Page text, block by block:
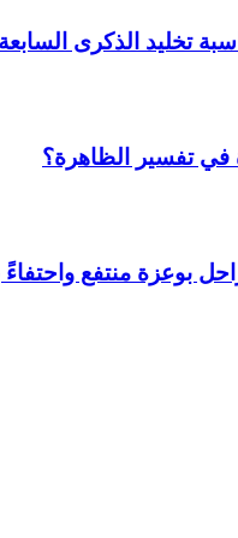
تخليد الذكرى
في تفسير الظاهرة؟
بوعزة منتفع واحتفاءً